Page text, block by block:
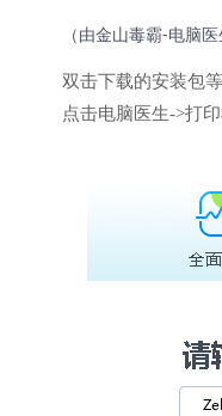
（由金山毒霸-电脑
双击下载的安装包
点击电脑医生->打